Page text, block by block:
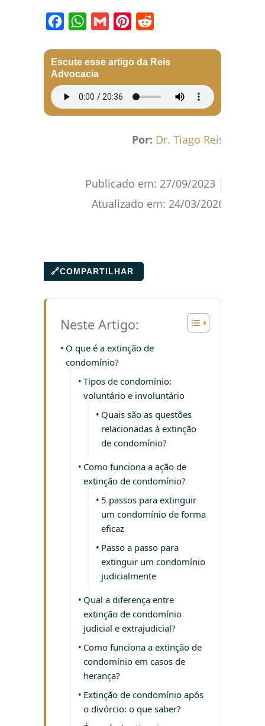
Escute esse artigo da Reis
Advocacia
Por: Dr. Tiago Reis
Publicado em: 27/09/2023 |
Atualizado em: 24/03/2026
🔗COMPARTILHAR
Neste Artigo:
O que é a extinção de
condomínio?
Tipos de condomínio:
voluntário e involuntário
Quais são as questões
relacionadas à extinção
de condomínio?
Como funciona a ação de
extinção de condomínio?
5 passos para extinguir
um condomínio de forma
eficaz
Passo a passo para
extinguir um condomínio
judicialmente
Qual a diferença entre
extinção de condomínio
judicial e extrajudicial?
Como funciona a extinção de
condomínio em casos de
herança?
Extinção de condomínio após
o divórcio: o que saber?